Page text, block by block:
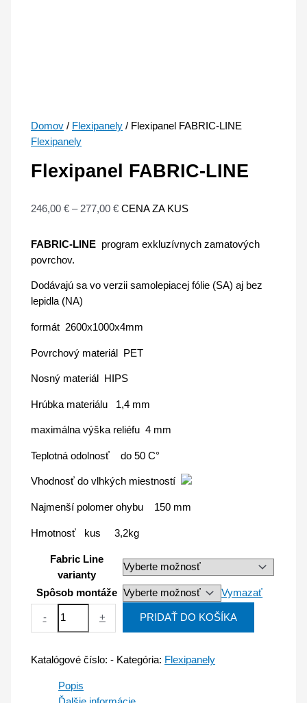
Domov / Flexipanely / Flexipanel FABRIC-LINE
Flexipanely
Flexipanel FABRIC-LINE
246,00€ – 277,00€ CENA ZA KUS
FABRIC-LINE program exkluzívnych zamatových
povrchov.
Dodávajú sa vo verzii samolepiacej fólie (SA) aj bez
lepidla (NA)
formát 2600x1000x4mm
Povrchový materiál PET
Nosný materiál HIPS
Hrúbka materiálu 1,4 mm
maximálna výška reliéfu 4 mm
Teplotná odolnosť do 50 C°
Vhodnosť do vlhkých miestností
Najmenší polomer ohybu 150 mm
Hmotnosť kus 3,2kg
Fabric Line
varianty
Spôsob montáže
Vymazať
- + PRIDAŤ DO KOŠÍKA
Katalógové číslo:- Kategória: Flexipanely
Popis